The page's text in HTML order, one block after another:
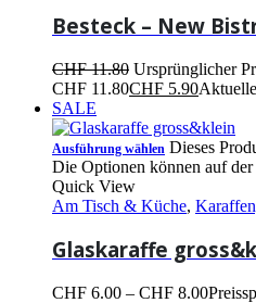
Besteck – New
CHF11.80 Ursprünglicher
CHF 11.80CHF 5.90
SALE
Ausführung wählen Dieses
Die Optionen können auf
Quick View
Am Tisch & Küche,
Glaskaraffe
CHF 6.00 – CHF 8.00